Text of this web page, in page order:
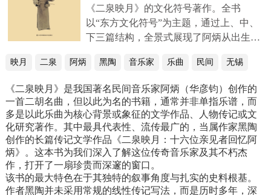
《二泉映月》的文化符号著作。全书
以“东方文化符号”为主题，通过上、中、
下三篇结构，全景式展现了阿炳从出生、
生，以及《二泉映月》从街头巷陌走向世
映月 二泉 阿炳 黑陶 音乐家 乐曲 民间 无锡
《二泉映月》是我国著名民间音乐家阿炳（华彦钧）创作的
一首二胡名曲，但以此为名的书籍，通常并非单指乐谱，而
多是以此乐曲为核心背景或象征的文学作品、人物传记或文
化研究著作。其中最具代表性、流传最广的，当属作家黑陶
创作的长篇传记文学作品《二泉映月：十六位亲见者回忆阿
炳》。这本书为我们深入了解这位传奇音乐家及其不朽杰
作，打开了一扇珍贵而深邃的窗口。
该书的最大特色在于其独特的叙事角度与扎实的史料根基。
作者黑陶并未采用常规的线性传记写法，而是历时多年，深